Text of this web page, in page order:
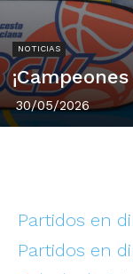
NOTICIAS
30/05/2026
Partidos en
Partidos en